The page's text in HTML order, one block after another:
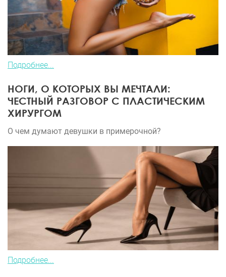
Подробнее...
НОГИ, О КОТОРЫХ ВЫ МЕЧТАЛИ:
ЧЕСТНЫЙ РАЗГОВОР С ПЛАСТИЧЕСКИМ
ХИРУРГОМ
О чем думают девушки в примерочной?
Подробнее...